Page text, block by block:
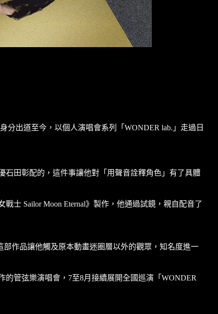
分出道至今，以個人演唱會系列「WONDER lab.」走過日
田彰配的，這件事讓他對「用聲音詮釋角色」有了具體
士 Sailor Moon Eternal》製作，他通過試鏡，親自配音了
作品讓他觸及原本動畫迷圈層以外的觀眾，知名度進一
的管弦樂演唱會，7至8月接續展開全國巡演「WONDER